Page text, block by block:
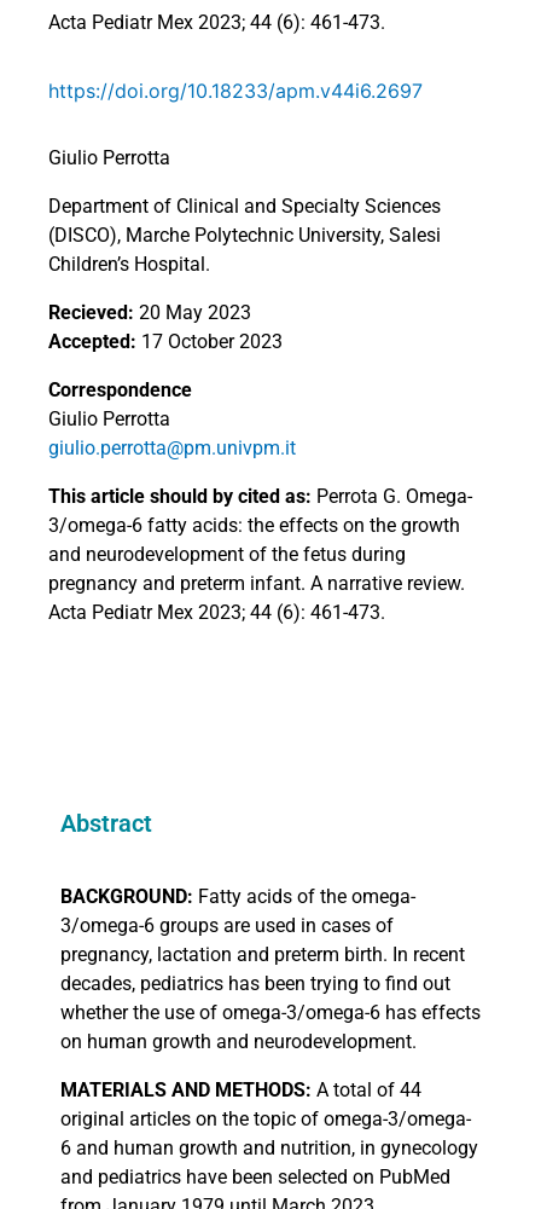
Acta Pediatr Mex 2023; 44 (6): 461-473.
https://doi.org/10.18233/apm.v44i6.2697
Giulio Perrotta
Department of Clinical and Specialty Sciences
(DISCO), Marche Polytechnic University, Salesi
Children’s Hospital.
Recieved: 20 May 2023
Accepted: 17 October 2023
Correspondence
Giulio Perrotta
giulio.perrotta@pm.univpm.it
This article should by cited as: Perrota G. Omega-
3/omega-6 fatty acids: the effects on the growth
and neurodevelopment of the fetus during
pregnancy and preterm infant. A narrative review.
Acta Pediatr Mex 2023; 44 (6): 461-473.
Abstract
BACKGROUND: Fatty acids of the omega-
3/omega-6 groups are used in cases of
pregnancy, lactation and preterm birth. In recent
decades, pediatrics has been trying to find out
whether the use of omega-3/omega-6 has effects
on human growth and neurodevelopment.
MATERIALS AND METHODS: A total of 44
original articles on the topic of omega-3/omega-
6 and human growth and nutrition, in gynecology
and pediatrics have been selected on PubMed